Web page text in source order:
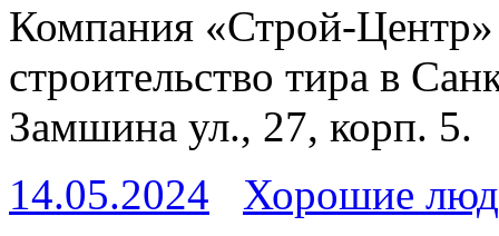
Компания «Строй-Центр»
строительство тира в
Замшина ул., 27, корп. 5.
14.05.2024
Хорошие